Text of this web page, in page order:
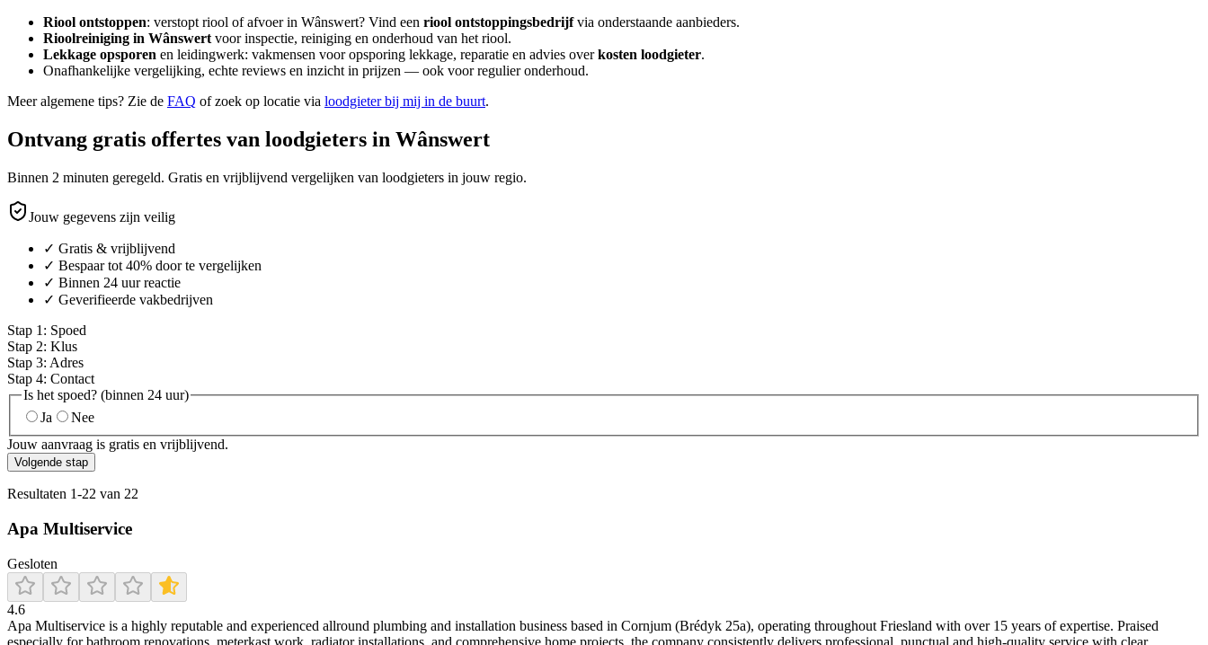
Riool ontstoppen: verstopt riool of afvoer in Wânswert? Vind een riool ontstoppingsbedrijfvia onderstaande aanbieders.
Rioolreiniging in Wânswert voor inspectie, reiniging en onderhoud van het riool.
Lekkage opsporen en leidingwerk: vakmensen voor opsporing lekkage, reparatie en advies overkosten loodgieter.
Onafhankelijke vergelijking, echte reviews en inzicht in prijzen — ook voor regulier onderhoud.
Meer algemene tips? Zie de FAQ of zoek op locatie via loodgieter bij mij in de buurt.
Ontvang gratis offertes van loodgieters in Wânswert
Binnen 2 minuten geregeld. Gratis en vrijblijvend vergelijken van loodgieters in jouw regio.
Jouw gegevens zijn veilig
✓ Gratis & vrijblijvend
✓ Bespaar tot 40% door te vergelijken
✓ Binnen 24 uur reactie
✓ Geverifieerde vakbedrijven
Stap 1 : Spoed
Stap 2: Klus
Stap 3: Adres
Stap 4: Contact
Is het spoed? (binnen 24 uur)
Ja
Nee
Jouw aanvraag is gratis en vrijblijvend.
Volgende stap
Resultaten 1-22 van 22
Apa Multiservice
Gesloten
4.6
Apa Multiservice is a highly reputable and experienced allround plumbing and installation business based in Cornjum (Brédyk 25a), operating throughout Friesland with over 15 years of expertise. Praised
especially for bathroom renovations, meterkast work, radiator installations, and comprehensive home projects, the company consistently delivers professional, punctual and high-quality service with clear